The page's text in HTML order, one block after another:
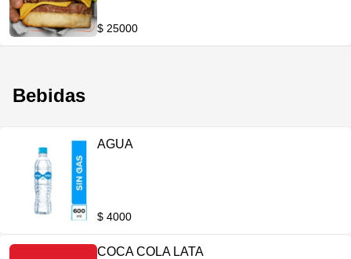
$ 25000
Bebidas
AGUA
$ 4000
COCA COLA LATA